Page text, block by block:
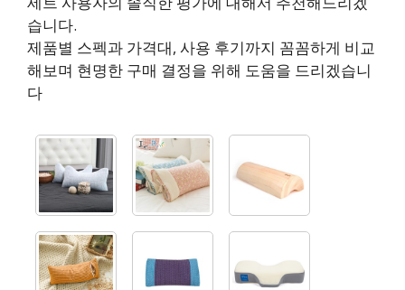
습니다.
제품별 스펙과 가격대, 사용 후기까지 꼼꼼하게 비교
해보며 현명한 구매 결정을 위해 도움을 드리겠습니
다